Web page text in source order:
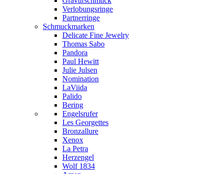
Verlobungsringe
Partnerringe
Schmuckmarken
Delicate Fine Jewelry
Thomas Sabo
Pandora
Paul Hewitt
Julie Julsen
Nomination
LaViida
Palido
Bering
Engelsrufer
Les Georgettes
Bronzallure
Xenox
La Petra
Herzengel
Wolf 1834